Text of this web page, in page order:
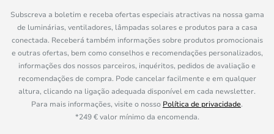
Subscreva a boletim e receba ofertas especiais atractivas na nossa gama
de luminárias, ventiladores, lâmpadas solares e produtos para a casa
conectada. Receberá também informações sobre produtos promocionais
e outras ofertas, bem como conselhos e recomendações personalizados,
informações dos nossos parceiros, inquéritos, pedidos de avaliação e
recomendações de compra. Pode cancelar facilmente e em qualquer
altura, clicando na ligação adequada disponível em cada newsletter.
Para mais informações, visite o nosso Política de privacidade.
*249 € valor mínimo da encomenda.